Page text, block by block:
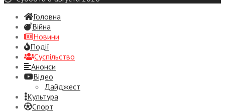
Головна
Війна
Новини
Події
Суспiльство
Анонси
Відео
Дайджест
Культура
Спорт